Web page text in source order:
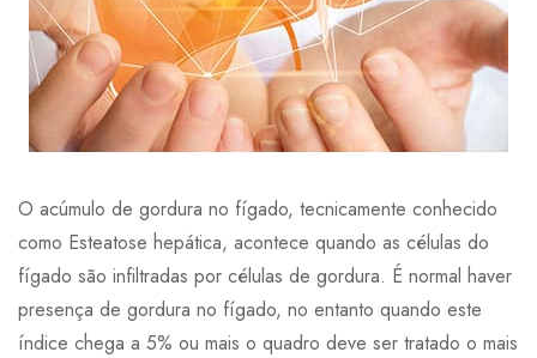
O acúmulo de gordura no fígado, tecnicamente conhecido
como Esteatose hepática, acontece quando as células do
fígado são infiltradas por células de gordura. É normal haver
presença de gordura no fígado, no entanto quando este
índice chega a 5% ou mais o quadro deve ser tratado o mais